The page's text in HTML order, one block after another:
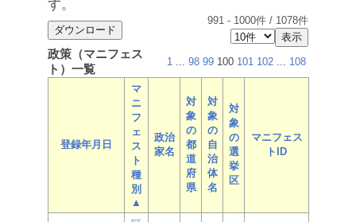
す。
991 - 1000件 / 1078件
政策（マニフェス
ト）一覧
1 ... 98 99 100 101 102 ... 108
登録年月日
マ
ニ
フ
ェ
ス
ト
種
別
▲
政治
家名
対
象
の
都
道
府
県
対
象
の
自
治
体
名
対
象
の
選
挙
区
マニフェス
トID